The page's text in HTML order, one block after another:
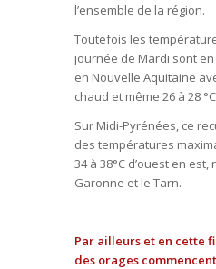
l’ensemble de la région.
Toutefois les
journée de Mardi sont
en Nouvelle Aquitaine
chaud et même 26 à 28
Sur Midi-Pyrénées, ce
des températures
34 à 38°C d’ouest en
Garonne et le Tarn.
Par ailleurs et en cette
des orages